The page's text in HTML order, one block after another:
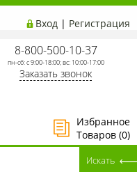
Вход | Регистрация
8-800-500-10-37
пн-сб: с 9:00-18:00; вс: 10:00-17:00
Заказать звонок
Избранное
Товаров (0)